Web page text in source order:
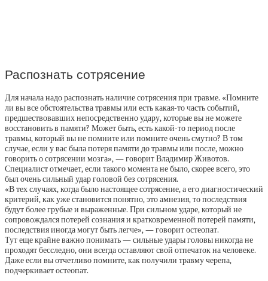
Распознать сотрясение
Для начала надо распознать наличие сотрясения при травме. «Помните
ли вы все обстоятельства травмы или есть какая-то часть событий,
предшествовавших непосредственно удару, которые вы не можете
восстановить в памяти? Может быть, есть какой-то период после
травмы, который вы не помните или помните очень смутно? В том
случае, если у вас была потеря памяти до травмы или после, можно
говорить о сотрясении мозга», — говорит Владимир Животов.
Специалист отмечает, если такого момента не было, скорее всего, это
был очень сильный удар головой без сотрясения.
«В тех случаях, когда было настоящее сотрясение, а его диагностический
критерий, как уже становится понятно, это амнезия, то последствия
будут более грубые и выраженные. При сильном ударе, который не
сопровождался потерей сознания и кратковременной потерей памяти,
последствия иногда могут быть легче», — говорит остеопат.
Тут еще крайне важно понимать — сильные удары головы никогда не
проходят бесследно, они всегда оставляют свой отпечаток на человеке.
Даже если вы отчетливо помните, как получили травму черепа,
подчеркивает остеопат.